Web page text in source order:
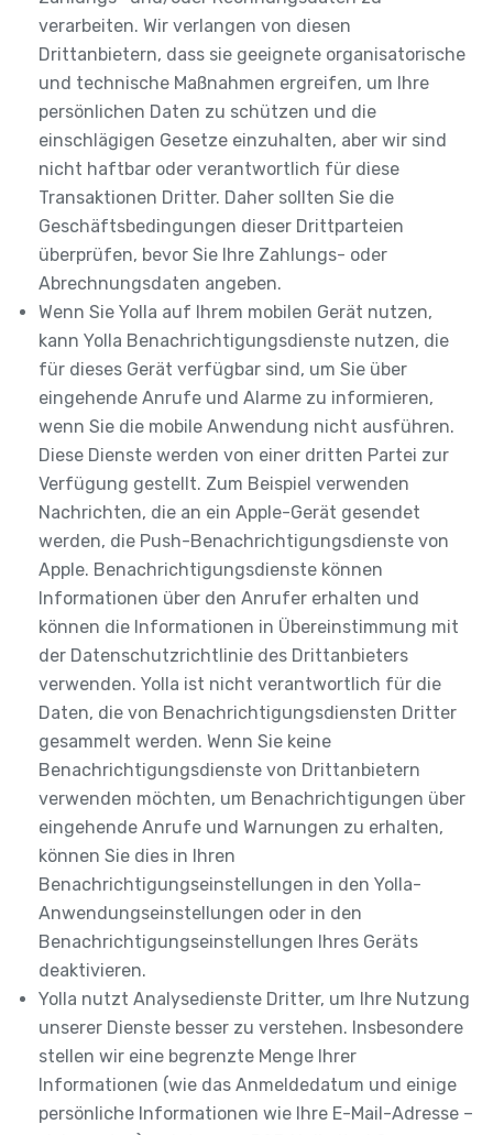
verarbeiten. Wir verlangen von diesen
Drittanbietern, dass sie geeignete organisatorische
und technische Maßnahmen ergreifen, um Ihre
persönlichen Daten zu schützen und die
einschlägigen Gesetze einzuhalten, aber wir sind
nicht haftbar oder verantwortlich für diese
Transaktionen Dritter. Daher sollten Sie die
Geschäftsbedingungen dieser Drittparteien
überprüfen, bevor Sie Ihre Zahlungs- oder
Abrechnungsdaten angeben.
Wenn Sie Yolla auf Ihrem mobilen Gerät nutzen,
kann Yolla Benachrichtigungsdienste nutzen, die
für dieses Gerät verfügbar sind, um Sie über
eingehende Anrufe und Alarme zu informieren,
wenn Sie die mobile Anwendung nicht ausführen.
Diese Dienste werden von einer dritten Partei zur
Verfügung gestellt. Zum Beispiel verwenden
Nachrichten, die an ein Apple-Gerät gesendet
werden, die Push-Benachrichtigungsdienste von
Apple. Benachrichtigungsdienste können
Informationen über den Anrufer erhalten und
können die Informationen in Übereinstimmung mit
der Datenschutzrichtlinie des Drittanbieters
verwenden. Yolla ist nicht verantwortlich für die
Daten, die von Benachrichtigungsdiensten Dritter
gesammelt werden. Wenn Sie keine
Benachrichtigungsdienste von Drittanbietern
verwenden möchten, um Benachrichtigungen über
eingehende Anrufe und Warnungen zu erhalten,
können Sie dies in Ihren
Benachrichtigungseinstellungen in den Yolla-
Anwendungseinstellungen oder in den
Benachrichtigungseinstellungen Ihres Geräts
deaktivieren.
Yolla nutzt Analysedienste Dritter, um Ihre Nutzung
unserer Dienste besser zu verstehen. Insbesondere
stellen wir eine begrenzte Menge Ihrer
Informationen (wie das Anmeldedatum und einige
persönliche Informationen wie Ihre E-Mail-Adresse –